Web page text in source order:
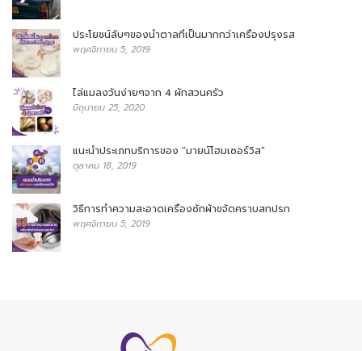
ประโยชน์ลับๆของน้ำตาลที่เป็นมากกว่าเครื่องปรุงรส
พฤศจิกายน 5, 2019
ไล่แมลงวันง่ายๆจาก 4 ผักสวนครัว
มิถุนายน 25, 2020
แนะนำประเภทบริการของ “มายน์โฮมเซอร์วิส”
ตุลาคม 18, 2019
วิธีการทำความสะอาดเครื่องซักผ้าขจัดคราบสกปรก
พฤศจิกายน 5, 2019